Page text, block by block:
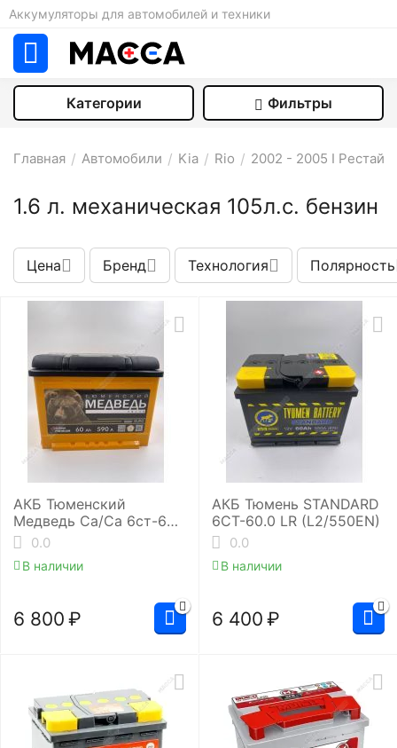
Аккумуляторы для автомобилей и техники
Категории Фильтры
1.6 л. механическая 105л.с. бензин
Главная / Автомобили / Kia / Rio / 2002 - 2005 I
Цена Бренд Технология Полярность
АКБ Тюменский
Медведь Ca/Ca 6ст-60.1
(L2/590EN)
0.0
В наличии
6 800 ₽
АКБ Тюмень STANDARD
6СТ-60.0 LR (L2/550EN)
0.0
В наличии
6 400 ₽